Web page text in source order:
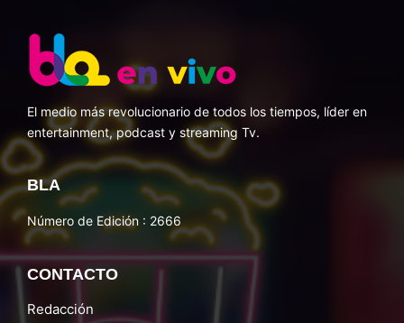
El medio más revolucionario de todos los tiempos, líder en
entertainment, podcast y streaming Tv.
BLA
Número de Edición : 2666
CONTACTO
Redacción